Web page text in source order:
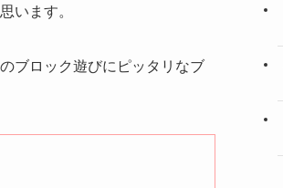
います。
ブロック遊びにピッタリなブ